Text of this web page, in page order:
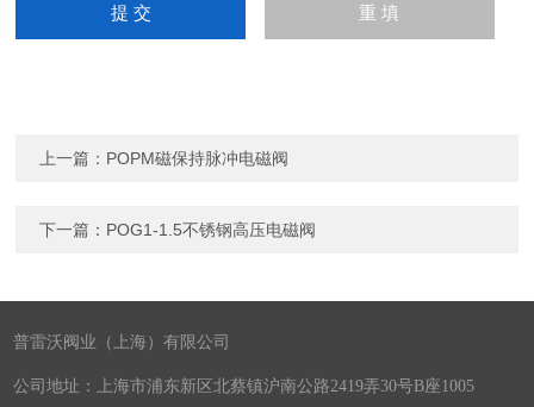
上一篇： POPM磁保持脉冲电磁阀
下一篇： POG1-1.5不锈钢高压电磁阀
普雷沃阀业（上海）有限公司
公司地址：上海市浦东新区北蔡镇沪南公路2419弄30号B座1005